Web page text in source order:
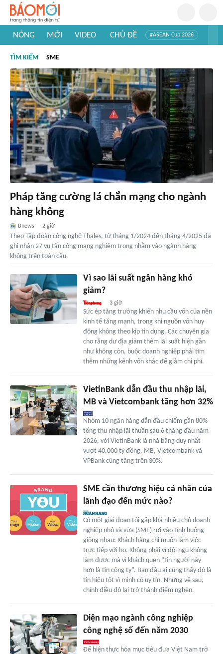
NÓNG MỚI VIDEO CHỦ ĐỀ #ASEAN Cup 2026
#Khám phá thế giới
TÌM KIẾM SME
Pháp tăng cường lá chắn mạng cho ngành
hàng không
Bnews 2 giờ
Theo Tập đoàn công nghệ Thales, từ tháng 1/2024 đến tháng 4/2025 đã
ghi nhận 27 vụ tấn công mạng nghiêm trọng nhằm vào ngành hàng
không trên toàn cầu.
Vì sao lãi suất ngân hàng khó
giảm?
3 giờ
Sức ép tăng trưởng khiến nhu cầu vốn của nền
kinh tế tăng mạnh, trong khi nguồn vốn huy
động không theo kịp tín dụng. Các chuyên gia
cho rằng dư địa giảm thêm lãi suất hiện gần
như không còn, buộc doanh nghiệp phải tìm
thêm những kênh vốn khác để giảm chi phí.
VietinBank dẫn đầu thu nhập lãi,
MB và Vietcombank tăng hơn 32%
Nhóm 10 ngân hàng dẫn đầu chiếm gần 80%
tổng thu nhập lãi thuần sau 6 tháng đầu năm
2026, với VietinBank là nhà băng duy nhất
vượt 40.000 tỷ đồng. MB, Vietcombank và
VPBank cùng tăng trên 30%.
SME cần thương hiệu cá nhân của
lãnh đạo đến mức nào?
Có một giai đoạn tôi gặp khá nhiều chủ doanh
nghiệp nhỏ và vừa (SME) rơi vào tình huống
giống nhau: Khách hàng chỉ muốn làm việc
trực tiếp với họ. Không phải vì đội ngũ không
làm được mà vì khách quen “tin người này
hơn là tin công ty”. Ban đầu ai cũng thấy đó là
tín hiệu tốt vì mình có uy tín. Nhưng về sau,
chính điều đó lại trở thành điểm nghẽn.
Diện mạo ngành công nghiệp
công nghệ số đến năm 2030
Để hiện thực hóa mục tiêu đưa Việt Nam trở